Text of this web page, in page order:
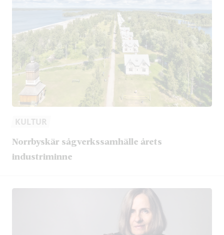
KULTUR
Norrbyskär sågverkssamhälle årets
industriminne